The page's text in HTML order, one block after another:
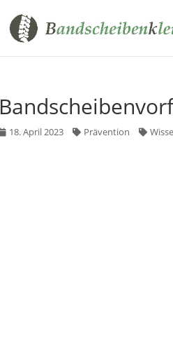
18. April 2023 Prävention